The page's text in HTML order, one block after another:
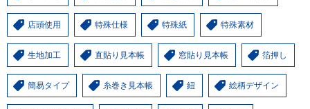
店頭使用 特殊仕様 特殊紙 特殊素材
生地加工 直貼り見本帳 窓貼り見本帳 箔押し
簡易タイプ 糸巻き見本帳 紐 絵柄デザイン